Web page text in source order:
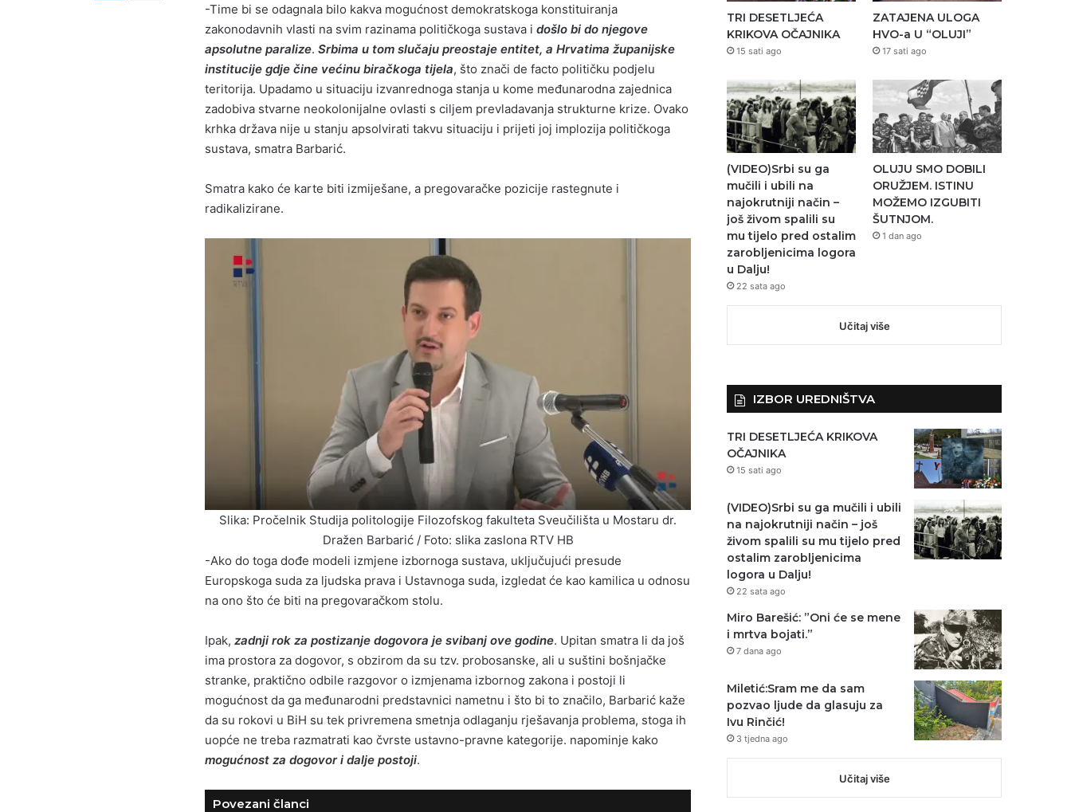
-Time bi se odagnala bilo kakva mogućnost demokratskoga konstituiranja
zakonodavnih vlasti na svim razinama političkoga sustava i došlo bi do njegove
apsolutne paralize. Srbima u tom slučaju preostaje entitet, a Hrvatima županijske
institucije gdje čine većinu biračkoga tijela, što znači de facto političku podjelu
teritorija. Upadamo u situaciju izvanrednoga stanja u kome međunarodna zajednica
zadobiva stvarne neokolonijalne ovlasti s ciljem prevladavanja strukturne krize. Ovako
krhka država nije u stanju apsolvirati takvu situaciju i prijeti joj implozija političkoga
sustava, smatra Barbarić.
Smatra kako će karte biti izmiješane, a pregovaračke pozicije rastegnute i
radikalizirane.
Slika: Pročelnik Studija politologije Filozofskog fakulteta Sveučilišta u Mostaru dr.
Dražen Barbarić / Foto: slika zaslona RTV HB
-Ako do toga dođe modeli izmjene izbornoga sustava, uključujući presude
Europskoga suda za ljudska prava i Ustavnoga suda, izgledat će kao kamilica u odnosu
na ono što će biti na pregovaračkom stolu.
Ipak, zadnji rok za postizanje dogovora je svibanj ove godine. Upitan smatra li da još
ima prostora za dogovor, s obzirom da su tzv. probosanske, ali u suštini bošnjačke
stranke, praktično odbile razgovor o izmjenama izbornog zakona i postoji li
mogućnost da ga međunarodni predstavnici nametnu i što bi to značilo, Barbarić kaže
da su rokovi u BiH su tek privremena smetnja odlaganju rješavanja problema, stoga ih
uopće ne treba razmatrati kao čvrste ustavno-pravne kategorije. napominje kako
mogućnost za dogovor i dalje postoji.
Povezani članci
TRI DESETLJEĆA
KRIKOVA OČAJNIKA
15 sati ago
ZATAJENA ULOGA
HVO-a U “OLUJI”
17 sati ago
(VIDEO)Srbi su ga
mučili i ubili na
najokrutniji način –
još živom spalili su
mu tijelo pred ostalim
zarobljenicima logora
u Dalju!
22 sata ago
OLUJU SMO DOBILI
ORUŽJEM. ISTINU
MOŽEMO IZGUBITI
ŠUTNJOM.
1 dan ago
Učitaj više
IZBOR UREDNIŠTVA
TRI DESETLJEĆA KRIKOVA
OČAJNIKA
15 sati ago
(VIDEO)Srbi su ga mučili i ubili
na najokrutniji način – još
živom spalili su mu tijelo pred
ostalim zarobljenicima
logora u Dalju!
22 sata ago
Miro Barešić: ”Oni će se mene
i mrtva bojati.”
7 dana ago
Miletić:Sram me da sam
pozvao ljude da glasuju za
Ivu Rinčić!
3 tjedna ago
Učitaj više